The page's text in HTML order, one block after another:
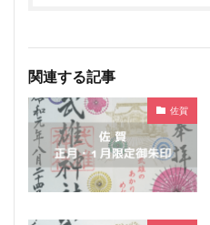
関連する記事
佐賀